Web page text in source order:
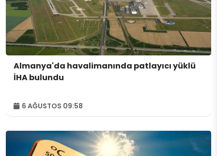
Almanya'da havalimanında patlayıcı yüklü
İHA bulundu
6 AĞUSTOS 09:58